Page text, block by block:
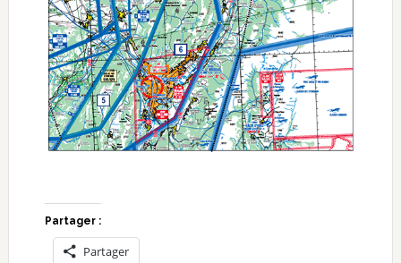
Partager :
Partager